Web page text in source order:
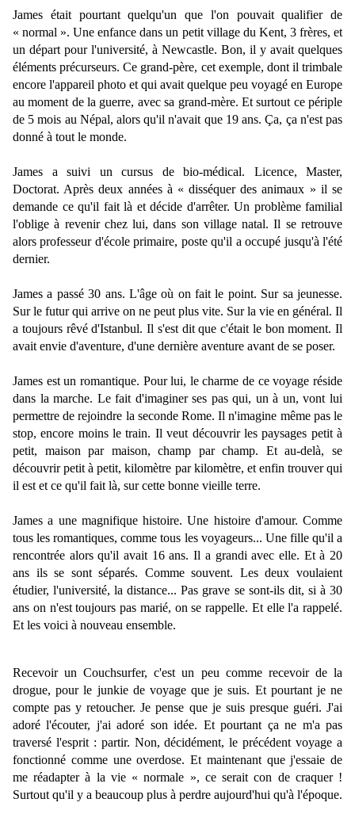
James était pourtant quelqu'un que l'on pouvait qualifier de
« normal ». Une enfance dans un petit village du Kent, 3 frères, et
un départ pour l'université, à Newcastle. Bon, il y avait quelques
éléments précurseurs. Ce grand-père, cet exemple, dont il trimbale
encore l'appareil photo et qui avait quelque peu voyagé en Europe
au moment de la guerre, avec sa grand-mère. Et surtout ce périple
de 5 mois au Népal, alors qu'il n'avait que 19 ans. Ça, ça n'est pas
donné à tout le monde.
James a suivi un cursus de bio-médical. Licence, Master,
Doctorat. Après deux années à « disséquer des animaux » il se
demande ce qu'il fait là et décide d'arrêter. Un problème familial
l'oblige à revenir chez lui, dans son village natal. Il se retrouve
alors professeur d'école primaire, poste qu'il a occupé jusqu'à l'été
dernier.
James a passé 30 ans. L'âge où on fait le point. Sur sa jeunesse.
Sur le futur qui arrive on ne peut plus vite. Sur la vie en général. Il
a toujours rêvé d'Istanbul. Il s'est dit que c'était le bon moment. Il
avait envie d'aventure, d'une dernière aventure avant de se poser.
James est un romantique. Pour lui, le charme de ce voyage réside
dans la marche. Le fait d'imaginer ses pas qui, un à un, vont lui
permettre de rejoindre la seconde Rome. Il n'imagine même pas le
stop, encore moins le train. Il veut découvrir les paysages petit à
petit, maison par maison, champ par champ. Et au-delà, se
découvrir petit à petit, kilomètre par kilomètre, et enfin trouver qui
il est et ce qu'il fait là, sur cette bonne vieille terre.
James a une magnifique histoire. Une histoire d'amour. Comme
tous les romantiques, comme tous les voyageurs... Une fille qu'il a
rencontrée alors qu'il avait 16 ans. Il a grandi avec elle. Et à 20
ans ils se sont séparés. Comme souvent. Les deux voulaient
étudier, l'université, la distance... Pas grave se sont-ils dit, si à 30
ans on n'est toujours pas marié, on se rappelle. Et elle l'a rappelé.
Et les voici à nouveau ensemble.
Recevoir un Couchsurfer, c'est un peu comme recevoir de la
drogue, pour le junkie de voyage que je suis. Et pourtant je ne
compte pas y retoucher. Je pense que je suis presque guéri. J'ai
adoré l'écouter, j'ai adoré son idée. Et pourtant ça ne m'a pas
traversé l'esprit : partir. Non, décidément, le précédent voyage a
fonctionné comme une overdose. Et maintenant que j'essaie de
me réadapter à la vie « normale », ce serait con de craquer !
Surtout qu'il y a beaucoup plus à perdre aujourd'hui qu'à l'époque.